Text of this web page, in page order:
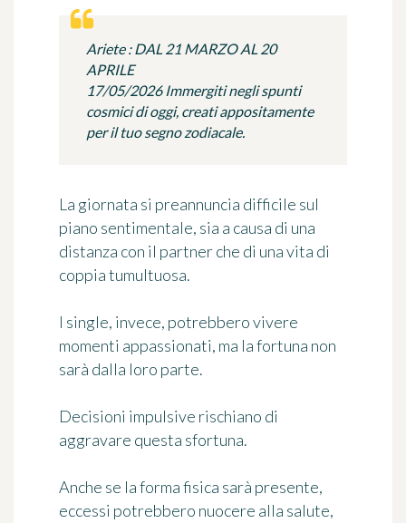
Ariete : DAL 21 MARZO AL 20
APRILE
17/05/2026 Immergiti negli spunti
cosmici di oggi, creati appositamente
per il tuo segno zodiacale.
La giornata si preannuncia difficile sul
piano sentimentale, sia a causa di una
distanza con il partner che di una vita di
coppia tumultuosa.
I single, invece, potrebbero vivere
momenti appassionati, ma la fortuna non
sarà dalla loro parte.
Decisioni impulsive rischiano di
aggravare questa sfortuna.
Anche se la forma fisica sarà presente,
eccessi potrebbero nuocere alla salute,